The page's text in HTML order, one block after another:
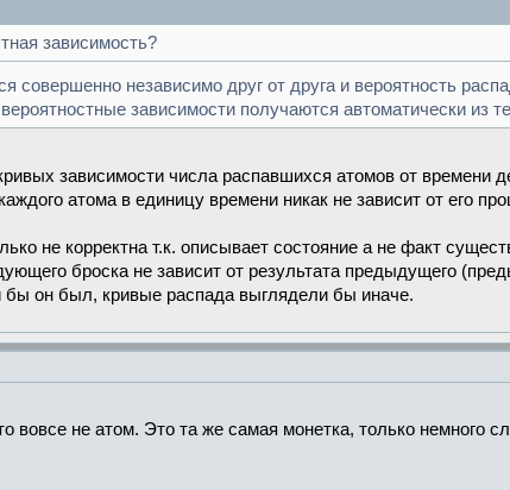
зависимость?
совершенно независимо друг от друга и вероятность
зависимости получаются автоматически из
зависимости числа распавшихся атомов от
атома в единицу времени никак не зависит от его
не корректна т.к. описывает состояние а не факт
броска не зависит от результата предыдущего
бы он был, кривые распада выглядели бы иначе.
вовсе не атом. Это та же самая монетка, только